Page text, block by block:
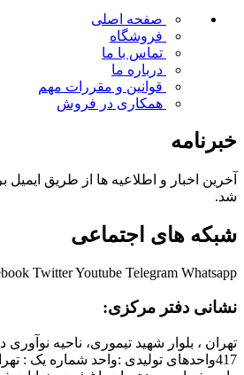
صفحه اصلی
فروشگاه
تماس با ما
درباره ما
قوانین و مقررات مهم
همکاری در فروش
خبرنامه
آخرین اخبار و اطلاعیه ها از طریق
شد.
شبکه های اجتماعی
TwitterYoutube Telegram Whatsapp
نشانی دفتر مرکزی:
تهران ، بلوار شهید تیموری، ناحیه
417واحدهای تولیدی :واحد شماره یک :